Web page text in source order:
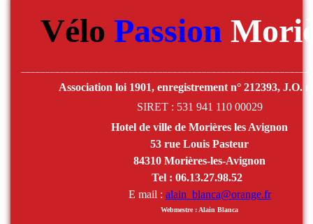
Vélo Passion
Association loi 1901, enregistrement n° 212393, J.O.
SIRET : 531 941 110 00029
Hotel de ville de Morières les Avignon
53 rue Louis Pasteur
84310 Morières-les-Avignon
Tel : 06.13.27.98.52
E mail : alain_blanca@orange.fr
Webmestre : Alain Blanca